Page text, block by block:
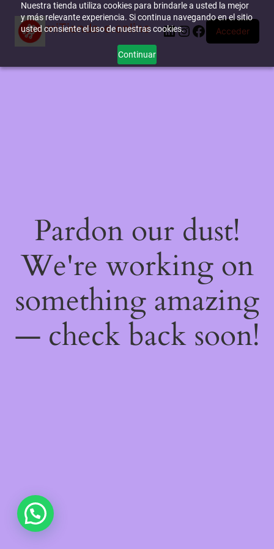
Nuestra tienda utiliza cookies para brindarle a usted la mejor
y más relevante experiencia. Si continua navegando en el sitio
usted consiente el uso de nuestras cookies.
Continuar
miTienda-e.online LinkedIn
Instagram
Facebook
Acceder
Pardon our dust!
We're working on
something amazing
— check back soon!